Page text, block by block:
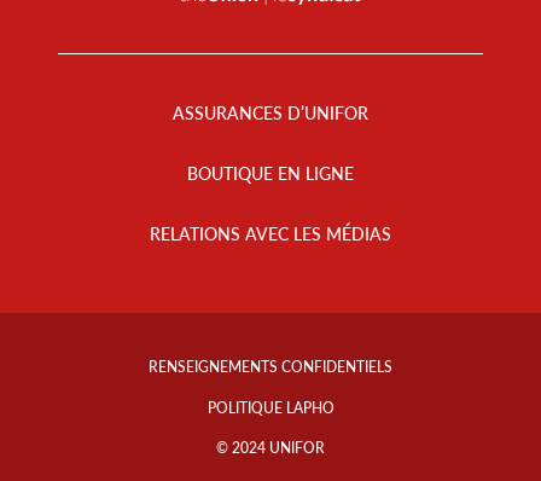
ASSURANCES D’UNIFOR
BOUTIQUE EN LIGNE
RELATIONS AVEC LES MÉDIAS
Footer
RENSEIGNEMENTS CONFIDENTIELS
POLITIQUE LAPHO
© 2024 UNIFOR